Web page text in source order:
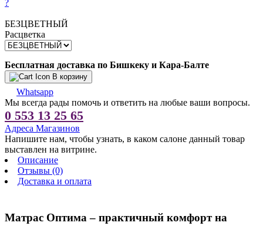
?
БЕЗЦВЕТНЫЙ
Расцветка
Бесплатная доставка по Бишкеку и Кара-Балте
В корзину
Whatsapp
Мы всегда рады помочь и ответить на любые ваши вопросы.
0 553 13 25 65
Адреса Магазинов
Напишите нам, чтобы узнать, в каком салоне данный товар
выставлен на витрине.
Описание
Отзывы (0)
Доставка и оплата
Матрас Оптима – практичный комфорт на